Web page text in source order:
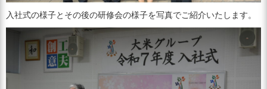
入社式の様子とその後の研修会の様子を写真でご紹介いたします。